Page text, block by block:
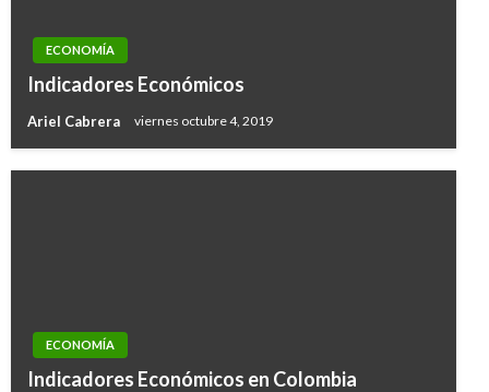
ECONOMÍA
Indicadores Económicos
Ariel Cabrera viernes octubre 4, 2019
ECONOMÍA
Indicadores Económicos en Colombia